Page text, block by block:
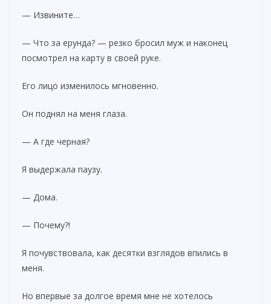
— Извините…
— Что за ерунда? — резко бросил муж и наконец
посмотрел на карту в своей руке.
Его лицо изменилось мгновенно.
Он поднял на меня глаза.
— А где черная?
Я выдержала паузу.
— Дома.
— Почему?!
Я почувствовала, как десятки взглядов впились в
меня.
Но впервые за долгое время мне не хотелось